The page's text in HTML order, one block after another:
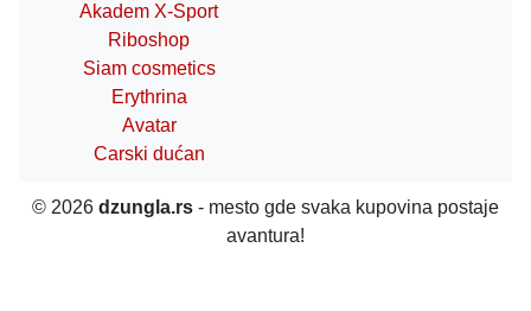
Akadem X-Sport
Riboshop
Siam cosmetics
Erythrina
Avatar
Carski dućan
© 2026 dzungla.rs - mesto gde svaka kupovina postaje
avantura!